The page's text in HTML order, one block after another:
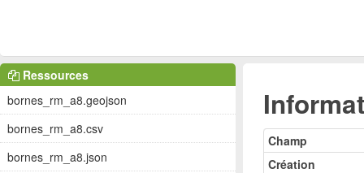
Champ
Création
Ressources
bornes_rm_a8.geojson
bornes_rm_a8.csv
bornes_rm_a8.json